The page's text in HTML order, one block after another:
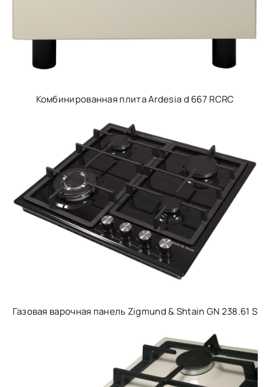
Комбинированная плита Ardesia d 667 RCRC
Газовая варочная панель Zigmund & Shtain GN 238.61 S